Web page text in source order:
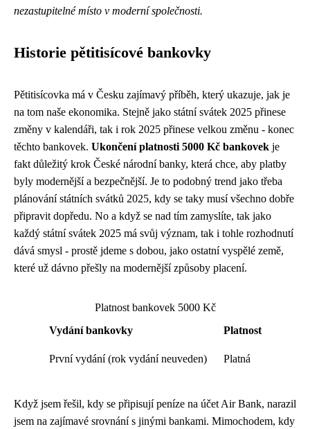
nezastupitelné místo v moderní společnosti.
Historie pětitisícové bankovky
Pětitisícovka má v Česku zajímavý příběh, který ukazuje, jak je
na tom naše ekonomika. Stejně jako státní svátek 2025 přinese
změny v kalendáři, tak i rok 2025 přinese velkou změnu - konec
těchto bankovek. Ukončení platnosti 5000 Kč bankovek je
fakt důležitý krok České národní banky, která chce, aby platby
byly modernější a bezpečnější. Je to podobný trend jako třeba
plánování státních svátků 2025, kdy se taky musí všechno dobře
připravit dopředu. No a když se nad tím zamyslíte, tak jako
každý státní svátek 2025 má svůj význam, tak i tohle rozhodnutí
dává smysl - prostě jdeme s dobou, jako ostatní vyspělé země,
které už dávno přešly na modernější způsoby placení.
Platnost bankovek 5000 Kč
Vydání bankovky
Platnost
První vydání (rok vydání neuveden) Platná
Když jsem řešil, kdy se připisují peníze na účet Air Bank, narazil
jsem na zajímavé srovnání s jinými bankami. Mimochodem, kdy